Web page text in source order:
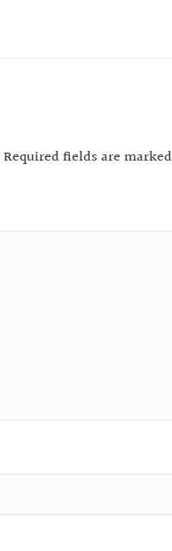
Required fields are marked